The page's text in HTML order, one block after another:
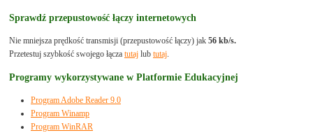
Sprawdź przepustowość łączy internetowych
Nie mniejsza prędkość transmisji (przepustowość łączy) jak 56 kb/s.
Przetestuj szybkość swojego łącza tutaj lub tutaj
Programy wykorzystywane w Platformie Edukacyjnej
Program Adobe Reader 9.0
Program Winamp
Program WinRAR